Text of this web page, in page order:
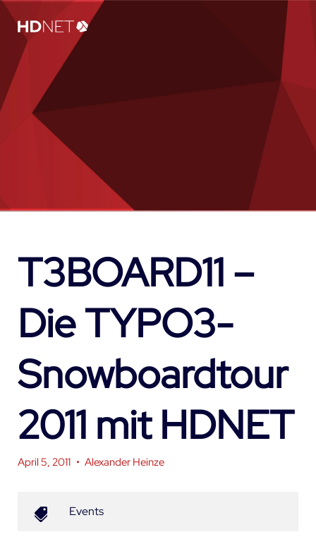
T3BOARD11 –
Die TYPO3-
Snowboardtour
2011 mit HDNET
April 5, 2011 • Alexander Heinze
Events